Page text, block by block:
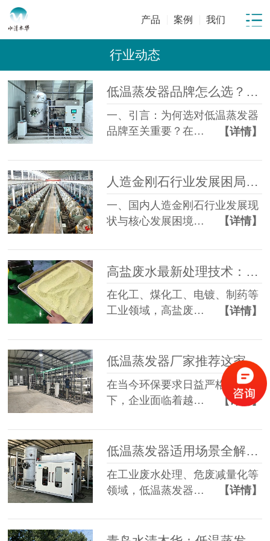
产品 案例 我们
行业动态
低温蒸发器品牌怎么选？从材质、能耗、售后 3 个维度对比
一、引言：为何选对低温蒸发器
品牌至关重要？在…
【详情】
人造金刚石行业发展困局与趋势分析及废水处理难点解析
一、国内人造金刚石行业发展现
状与核心发展困境…
【详情】
在化工、煤化工、电镀、制药等
工业领域，高盐废…
【详情】
低温蒸发器厂家推荐这家，降低90%危废处置成本！
在当今环保要求日益严格的形势
下，企业面临着越…
【详情】
低温蒸发器适用场景全解析：分行业应用与选型指南
在工业废水处理、危废减量化等
领域，低温蒸发器…
【详情】